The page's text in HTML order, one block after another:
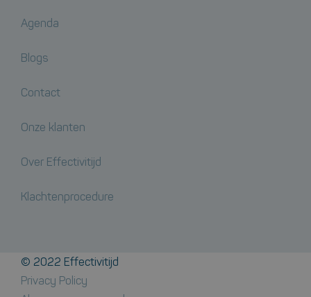
Agenda
Blogs
Contact
Onze klanten
Over Effectivitijd
Klachtenprocedure
© 2022 Effectivitijd
Privacy Policy